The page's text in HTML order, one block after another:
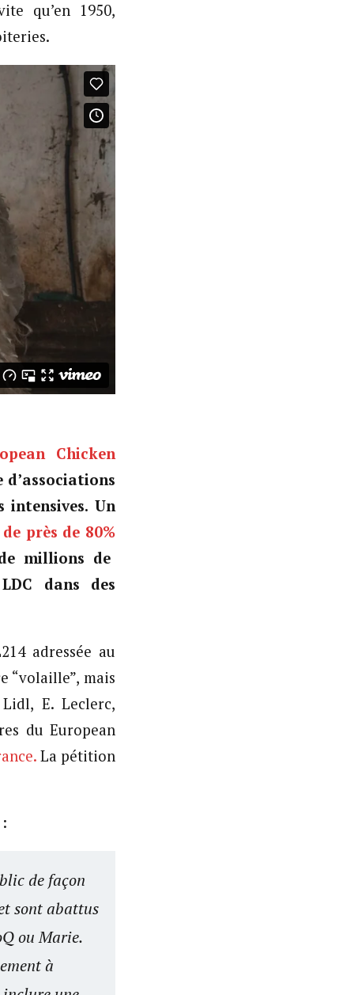
qu’en 1950,
Chicken
intensives. Un
près de 80%
millions de
dans des
adressée au
“volaille”, mais
E. Leclerc,
du European
La pétition
de façon
sont abattus
ou Marie.
à